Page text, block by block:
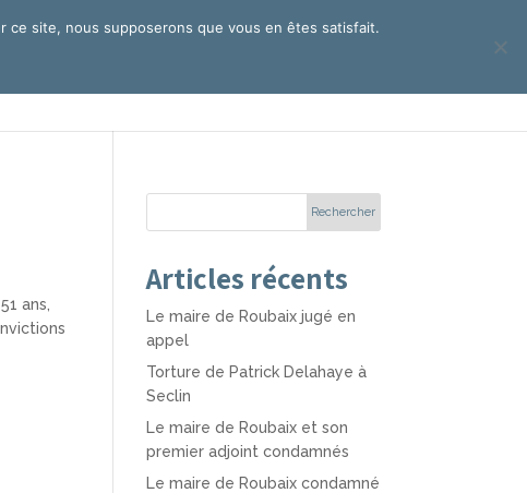
ans,
Articles récents
Le maire de Roubaix jugé en
appel
Torture de Patrick Delahaye à
Seclin
Le maire de Roubaix et son
premier adjoint condamnés
Le maire de Roubaix condamné
ce site, nous supposerons que vous en êtes satisfait.